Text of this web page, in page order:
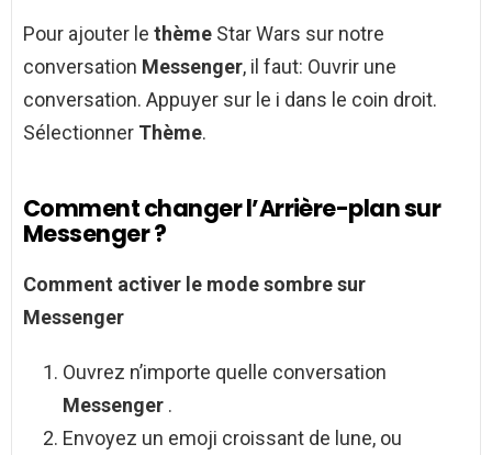
Pour ajouter le thème Star Wars sur notre
conversation Messenger, il faut: Ouvrir une
conversation. Appuyer sur le i dans le coin droit.
Sélectionner Thème.
Comment changer l’Arrière-plan sur
Messenger ?
Comment activer le mode sombre sur
Messenger
Ouvrez n’importe quelle conversation
Messenger .
Envoyez un emoji croissant de lune, ou